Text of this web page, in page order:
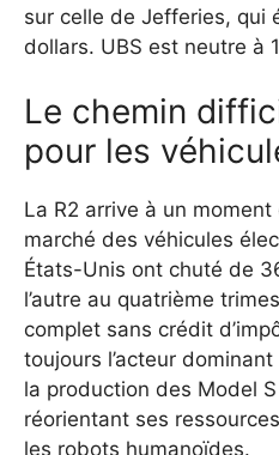
sur celle de Jefferies, qui
dollars. UBS est neutre à
Le chemin
pour les
La R2 arrive à un
marché des véhicules
États-Unis ont chuté de
l’autre au quatrième
complet sans crédit
toujours l’acteur
la production des Model
réorientant ses
les robots humanoïdes.